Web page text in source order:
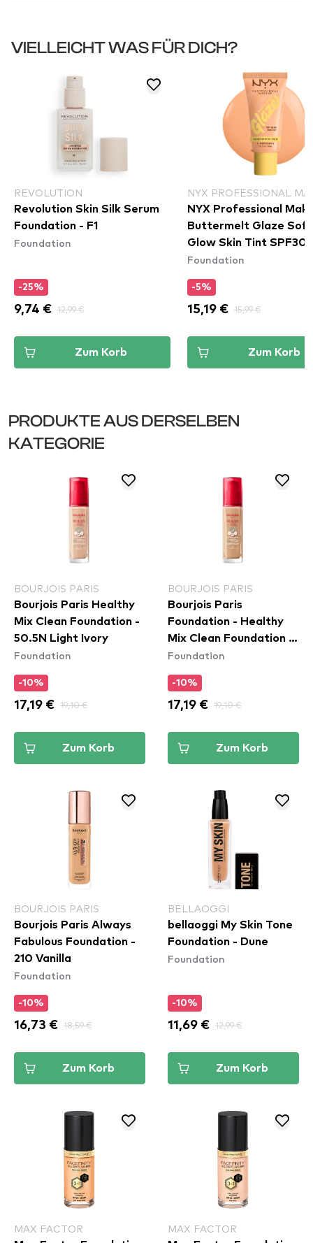
VIELLEICHT WAS FÜR DICH?
REVOLUTION
Revolution Skin Silk Serum
Foundation - F1
Foundation
-25%
9,74 € 12,99 €
Zum Korb
NYX PROFESSIONAL
NYX Professional
Buttermelt Glaze Soft
Glow Skin Tint SPF30
Whipped Butta
Foundation
-5%
15,19 € 15,99 €
Zum Korb
PRODUKTE AUS DERSELBEN
KATEGORIE
BOURJOIS PARIS
Bourjois Paris Healthy
Mix Clean Foundation -
50.5N Light Ivory
Foundation
-10%
17,19 € 19,10 €
Zum Korb
BOURJOIS PARIS
Bourjois Paris
Foundation - Healthy
Mix Clean Foundation -
54N Beige
Foundation
-10%
17,19 € 19,10 €
Zum Korb
BOURJOIS PARIS
Bourjois Paris Always
Fabulous Foundation -
210 Vanilla
Foundation
-10%
16,73 € 18,59 €
Zum Korb
BELLAOGGI
bellaoggi My Skin Tone
Foundation - Dune
Foundation
-10%
11,69 € 12,99 €
Zum Korb
MAX FACTOR MAX FACTOR